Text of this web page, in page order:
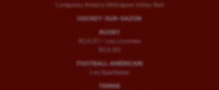
Longueau Amiens Metropole Volley Ball
HOCKEY-SUR-GAZON
RUGBY
RCA (F) – Les Licornes
RCA (H)
FOOTBALL AMÉRICAIN
Les Spartiates
TENNIS